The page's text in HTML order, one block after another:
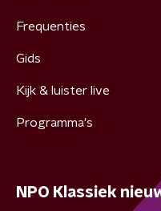
Frequenties
Gids
Kijk & luister live
Programma's
NPO Klassiek